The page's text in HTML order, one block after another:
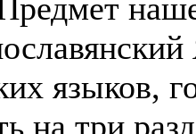
языков,
на три